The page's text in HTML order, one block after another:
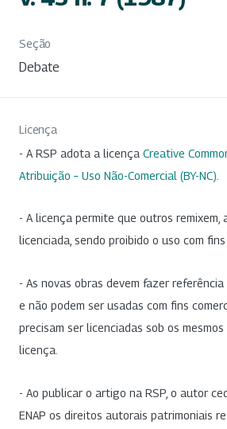
Seção
Debate
Licença
- A RSP adota a licença Creative
Atribuição – Uso Não-Comercial (BY-NC)
- A licença permite que outros remixem,
licenciada, sendo proibido o uso com fins
- As novas obras devem fazer
e não podem ser usadas com fins
precisam ser licenciadas sob os
licença.
- Ao publicar o artigo na RSP, o autor
ENAP os direitos autorais patrimoniais